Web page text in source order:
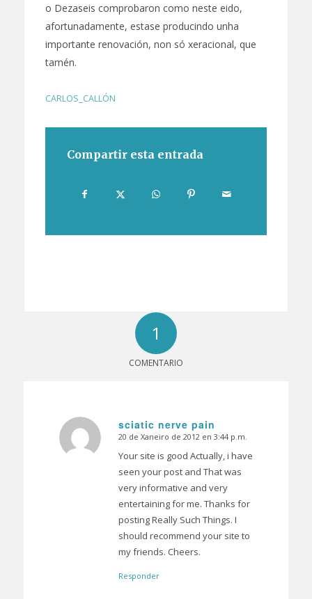
o Dezaseis comprobaron como neste eido,
afortunadamente, estase producindo unha
importante renovación, non só xeracional, que
tamén.
CARLOS_CALLÓN
Compartir esta entrada
1
COMENTARIO
sciatic nerve pain
Dice:
20 de Xaneiro de 2012 en 3:44 p.m.
Your site is good Actually, i have
seen your post and That was
very informative and very
entertaining for me. Thanks for
posting Really Such Things. I
should recommend your site to
my friends. Cheers.
Responder